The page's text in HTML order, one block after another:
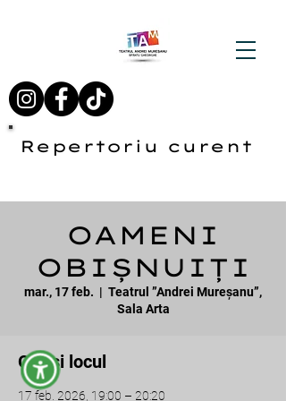
Repertoriu curent
OAMENI
OBIȘNUIȚI
mar., 17 feb.
  |
Teatrul ”Andrei Mureșanu”,
Sala Arta
Ora și locul
17 feb. 2026, 19:00 – 20:20